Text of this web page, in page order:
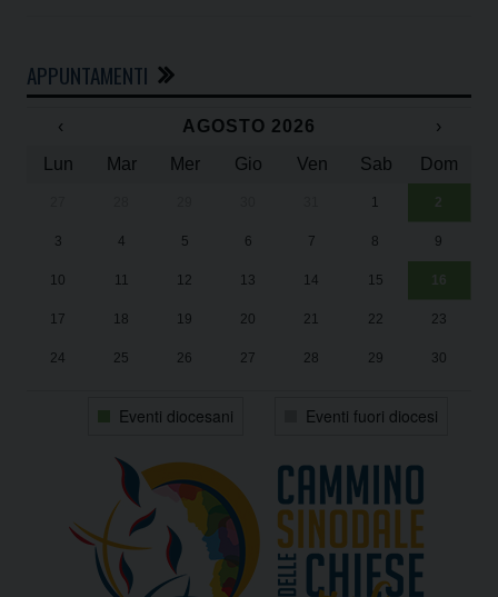
APPUNTAMENTI
‹ AGOSTO 2026
›
Lun
Mar Mer Gio Ven Sab Dom
1 2
3 4 5 6 7 8 9
10 11 12 13 14 15 16
17 18 19 20 21 22 23
24 25 26 27 28 29 30
Eventi diocesani Eventi fuori diocesi